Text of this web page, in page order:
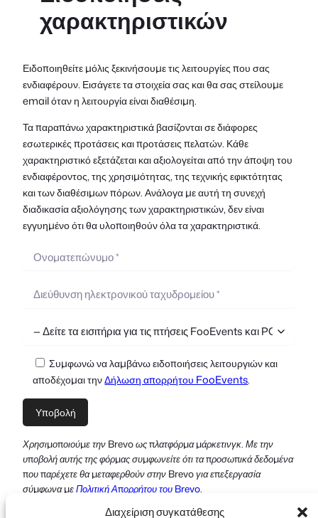
Διαχείριση συγκατάθεσης
Polish
χαρακτηριστικών
Ειδοποιηθείτε μόλις ξεκινήσουμε τις λειτουργίες που σας
ενδιαφέρουν. Εισάγετε τα στοιχεία σας και θα σας στείλουμε
email όταν η λειτουργία είναι διαθέσιμη.
Τα παραπάνω χαρακτηριστικά βασίζονται σε διάφορες
εσωτερικές προτάσεις και προτάσεις πελατών. Κάθε
χαρακτηριστικό εξετάζεται και αξιολογείται από την άποψη του
ενδιαφέροντος, της χρησιμότητας, της τεχνικής εφικτότητας
και των διαθέσιμων πόρων. Ανάλογα με αυτή τη συνεχή
διαδικασία αξιολόγησης των χαρακτηριστικών, δεν είναι
εγγυημένο ότι θα υλοποιηθούν όλα τα χαρακτηριστικά.
Συμφωνώ να λαμβάνω ειδοποιήσεις λειτουργιών και
αποδέχομαι τηνΔήλωση απορρήτου FooEvents.
Χρησιμοποιούμε την Brevo ως πλατφόρμα μάρκετινγκ. Με την
υποβολή αυτής της φόρμας συμφωνείτε ότι τα προσωπικά δεδομένα
που παρέχετε θα μεταφερθούν στην Brevo για επεξεργασία
σύμφωνα μεΠολιτική Απορρήτου του Brevo.